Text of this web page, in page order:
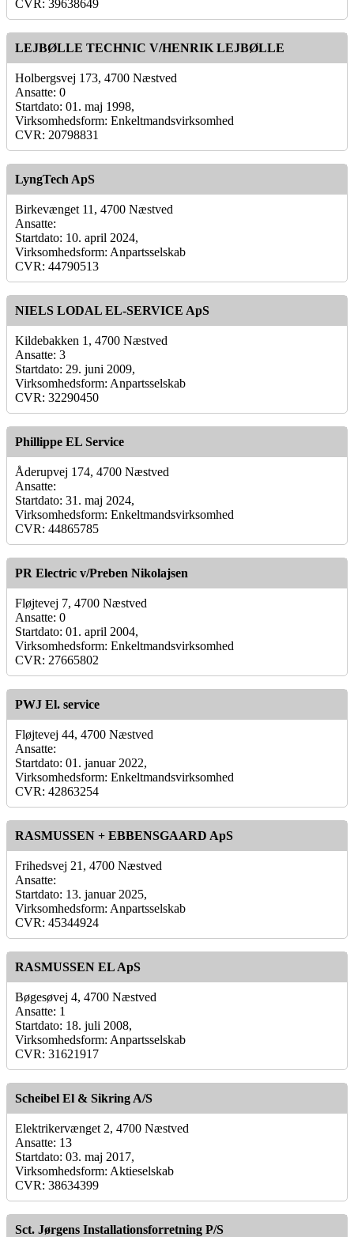
CVR: 39638649
LEJBØLLE TECHNIC V/HENRIK LEJBØLLE
Holbergsvej 173, 4700 Næstved
Ansatte: 0
Startdato: 01. maj 1998,
Virksomhedsform: Enkeltmandsvirksomhed
CVR: 20798831
LyngTech ApS
Birkevænget 11, 4700 Næstved
Ansatte:
Startdato: 10. april 2024,
Virksomhedsform: Anpartsselskab
CVR: 44790513
NIELS LODAL EL-SERVICE ApS
Kildebakken 1, 4700 Næstved
Ansatte: 3
Startdato: 29. juni 2009,
Virksomhedsform: Anpartsselskab
CVR: 32290450
Phillippe EL Service
Åderupvej 174, 4700 Næstved
Ansatte:
Startdato: 31. maj 2024,
Virksomhedsform: Enkeltmandsvirksomhed
CVR: 44865785
PR Electric v/Preben Nikolajsen
Fløjtevej 7, 4700 Næstved
Ansatte: 0
Startdato: 01. april 2004,
Virksomhedsform: Enkeltmandsvirksomhed
CVR: 27665802
PWJ El. service
Fløjtevej 44, 4700 Næstved
Ansatte:
Startdato: 01. januar 2022,
Virksomhedsform: Enkeltmandsvirksomhed
CVR: 42863254
RASMUSSEN + EBBENSGAARD ApS
Frihedsvej 21, 4700 Næstved
Ansatte:
Startdato: 13. januar 2025,
Virksomhedsform: Anpartsselskab
CVR: 45344924
RASMUSSEN EL ApS
Bøgesøvej 4, 4700 Næstved
Ansatte: 1
Startdato: 18. juli 2008,
Virksomhedsform: Anpartsselskab
CVR: 31621917
Scheibel El & Sikring A/S
Elektrikervænget 2, 4700 Næstved
Ansatte: 13
Startdato: 03. maj 2017,
Virksomhedsform: Aktieselskab
CVR: 38634399
Sct. Jørgens Installationsforretning P/S